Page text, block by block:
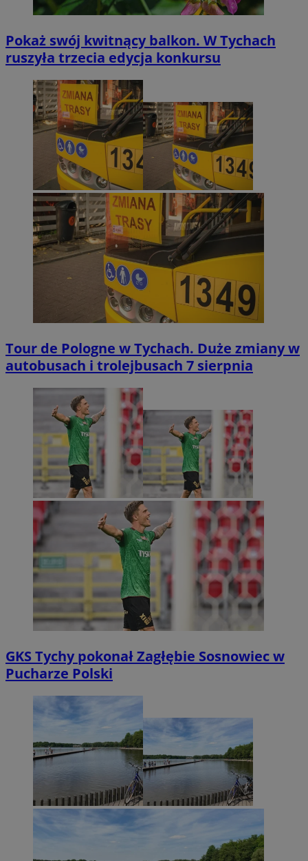
Pokaż swój kwitnący balkon. W Tychach
ruszyła trzecia edycja konkursu
Tour de Pologne w Tychach. Duże zmiany w
autobusach i trolejbusach 7 sierpnia
GKS Tychy pokonał Zagłębie Sosnowiec w
Pucharze Polski